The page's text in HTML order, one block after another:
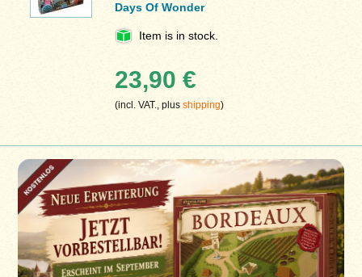
Days Of Wonder
Item is in stock.
23,90 €
(incl. VAT., plusshipping)